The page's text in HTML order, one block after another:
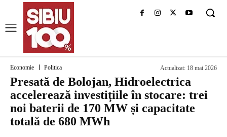
Economie Politica Actualizat: 18 mai 2026
Presată de Bolojan, Hidroelectrica
accelerează investițiile în stocare: trei
noi baterii de 170 MW și capacitate
totală de 680 MWh